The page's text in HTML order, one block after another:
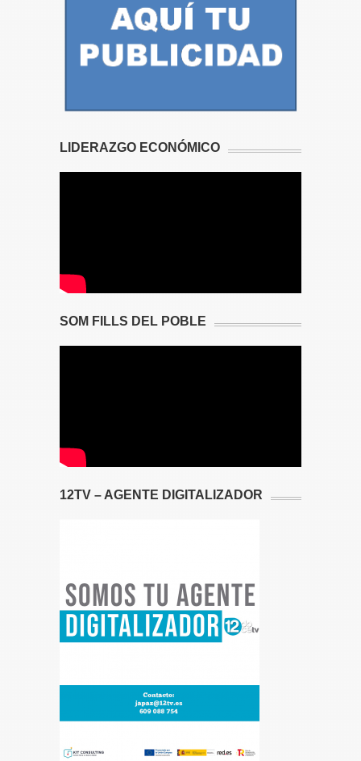
LIDERAZGO ECONÓMICO
SOM FILLS DEL POBLE
12TV – AGENTE DIGITALIZADOR